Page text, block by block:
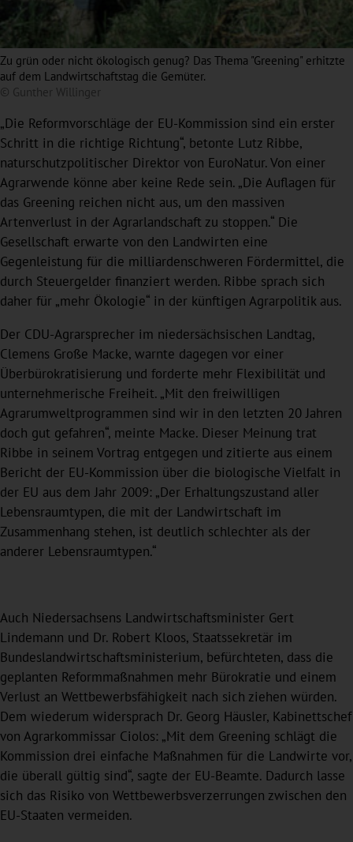
Zu grün oder nicht ökologisch genug? Das Thema "Greening" erhitzte
auf dem Landwirtschaftstag die Gemüter.
© Gunther Willinger
„Die Reformvorschläge der EU-Kommission sind ein erster
Schritt in die richtige Richtung“, betonte Lutz Ribbe,
naturschutzpolitischer Direktor von EuroNatur. Von einer
Agrarwende könne aber keine Rede sein. „Die Auflagen für
das Greening reichen nicht aus, um den massiven
Artenverlust in der Agrarlandschaft zu stoppen.“ Die
Gesellschaft erwarte von den Landwirten eine
Gegenleistung für die milliardenschweren Fördermittel, die
durch Steuergelder finanziert werden. Ribbe sprach sich
daher für „mehr Ökologie“ in der künftigen Agrarpolitik aus.
Der CDU-Agrarsprecher im niedersächsischen Landtag,
Clemens Große Macke, warnte dagegen vor einer
Überbürokratisierung und forderte mehr Flexibilität und
unternehmerische Freiheit. „Mit den freiwilligen
Agrarumweltprogrammen sind wir in den letzten 20 Jahren
doch gut gefahren“, meinte Macke. Dieser Meinung trat
Ribbe in seinem Vortrag entgegen und zitierte aus einem
Bericht der EU-Kommission über die biologische Vielfalt in
der EU aus dem Jahr 2009: „Der Erhaltungszustand aller
Lebensraumtypen, die mit der Landwirtschaft im
Zusammenhang stehen, ist deutlich schlechter als der
anderer Lebensraumtypen.“
Auch Niedersachsens Landwirtschaftsminister Gert
Lindemann und Dr. Robert Kloos, Staatssekretär im
Bundeslandwirtschaftsministerium, befürchteten, dass die
geplanten Reformmaßnahmen mehr Bürokratie und einem
Verlust an Wettbewerbsfähigkeit nach sich ziehen würden.
Dem wiederum widersprach Dr. Georg Häusler, Kabinettschef
von Agrarkommissar Ciolos: „Mit dem Greening schlägt die
Kommission drei einfache Maßnahmen für die Landwirte vor,
die überall gültig sind“, sagte der EU-Beamte. Dadurch lasse
sich das Risiko von Wettbewerbsverzerrungen zwischen den
EU-Staaten vermeiden.